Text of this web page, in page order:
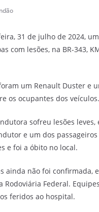
31 de julho de 2024,
com lesões, na BR-343,
um Renault Duster e
os ocupantes dos veículos.
sofreu lesões
e um dos
e foi a óbito no local.
ainda não foi confirmada,
Rodoviária Federal.
feridos ao hospital.